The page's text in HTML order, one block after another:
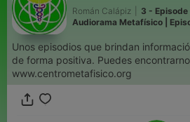
Román Calápiz
3 - Episode
Audiorama Metafísico |
Unos episodios que brindan
de forma positiva. Puedes
www.centrometafisico.org